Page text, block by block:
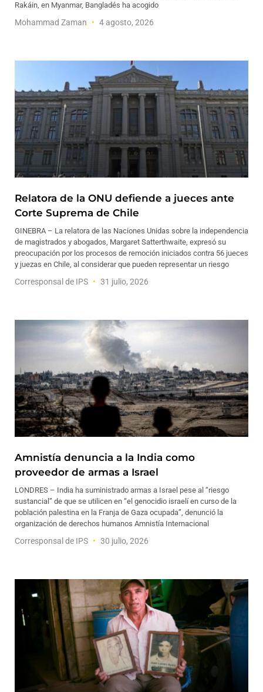
Rakáin, en Myanmar, Bangladés ha acogido
Mohammad Zaman 4 agosto, 2026
Relatora de la ONU defiende a jueces ante
Corte Suprema de Chile
GINEBRA – La relatora de las Naciones Unidas sobre la independencia
de magistrados y abogados, Margaret Satterthwaite, expresó su
preocupación por los procesos de remoción iniciados contra 56 jueces
y juezas en Chile, al considerar que pueden representar un riesgo
Corresponsal de IPS 31 julio, 2026
Amnistía denuncia a la India como
proveedor de armas a Israel
LONDRES – India ha suministrado armas a Israel pese al “riesgo
sustancial” de que se utilicen en “el genocidio israelí en curso de la
población palestina en la Franja de Gaza ocupada”, denunció la
organización de derechos humanos Amnistía Internacional
Corresponsal de IPS 30 julio, 2026